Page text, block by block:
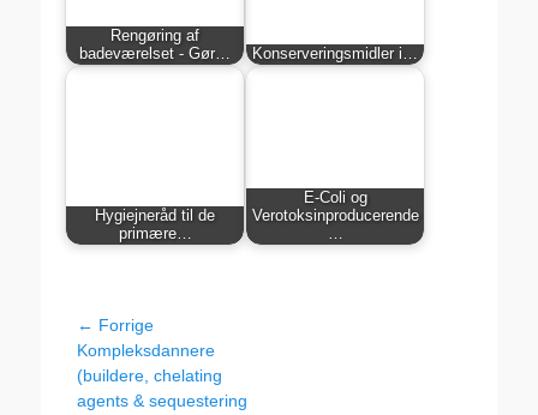
Rengøring af
badeværelset - Gør…
Konserveringsmidler i…
Hygiejneråd til de
primære…
E-Coli og
Verotoksinproducerende
Indlægsnavigation
← Forrige
Forrige
indlæg:
Kompleksdannere
(buildere, chelating
agents & sequestering